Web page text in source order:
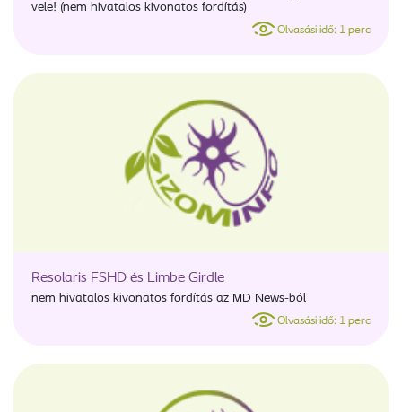
vele! (nem hivatalos kivonatos fordítás)
Olvasási idő: 1 perc
Resolaris FSHD és Limbe Girdle
nem hivatalos kivonatos fordítás az MD News-ból
Olvasási idő: 1 perc